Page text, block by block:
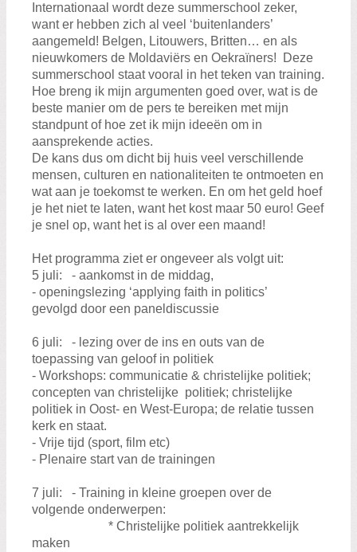
Internationaal wordt deze summerschool zeker,
want er hebben zich al veel ‘buitenlanders’
aangemeld! Belgen, Litouwers, Britten… en als
nieuwkomers de Moldaviërs en Oekraïners! Deze
summerschool staat vooral in het teken van training.
Hoe breng ik mijn argumenten goed over, wat is de
beste manier om de pers te bereiken met mijn
standpunt of hoe zet ik mijn ideeën om in
aansprekende acties.
De kans dus om dicht bij huis veel verschillende
mensen, culturen en nationaliteiten te ontmoeten en
wat aan je toekomst te werken. En om het geld hoef
je het niet te laten, want het kost maar 50 euro! Geef
je snel op, want het is al over een maand!
Het programma ziet er ongeveer als volgt uit:
5 juli: - aankomst in de middag,
- openingslezing ‘applying faith in politics’
gevolgd door een paneldiscussie
6 juli: - lezing over de ins en outs van de
toepassing van geloof in politiek
- Workshops: communicatie & christelijke politiek;
concepten van christelijke politiek; christelijke
politiek in Oost- en West-Europa; de relatie tussen
kerk en staat.
- Vrije tijd (sport, film etc)
- Plenaire start van de trainingen
7 juli: - Training in kleine groepen over de
volgende onderwerpen:
* Christelijke politiek aantrekkelijk
maken